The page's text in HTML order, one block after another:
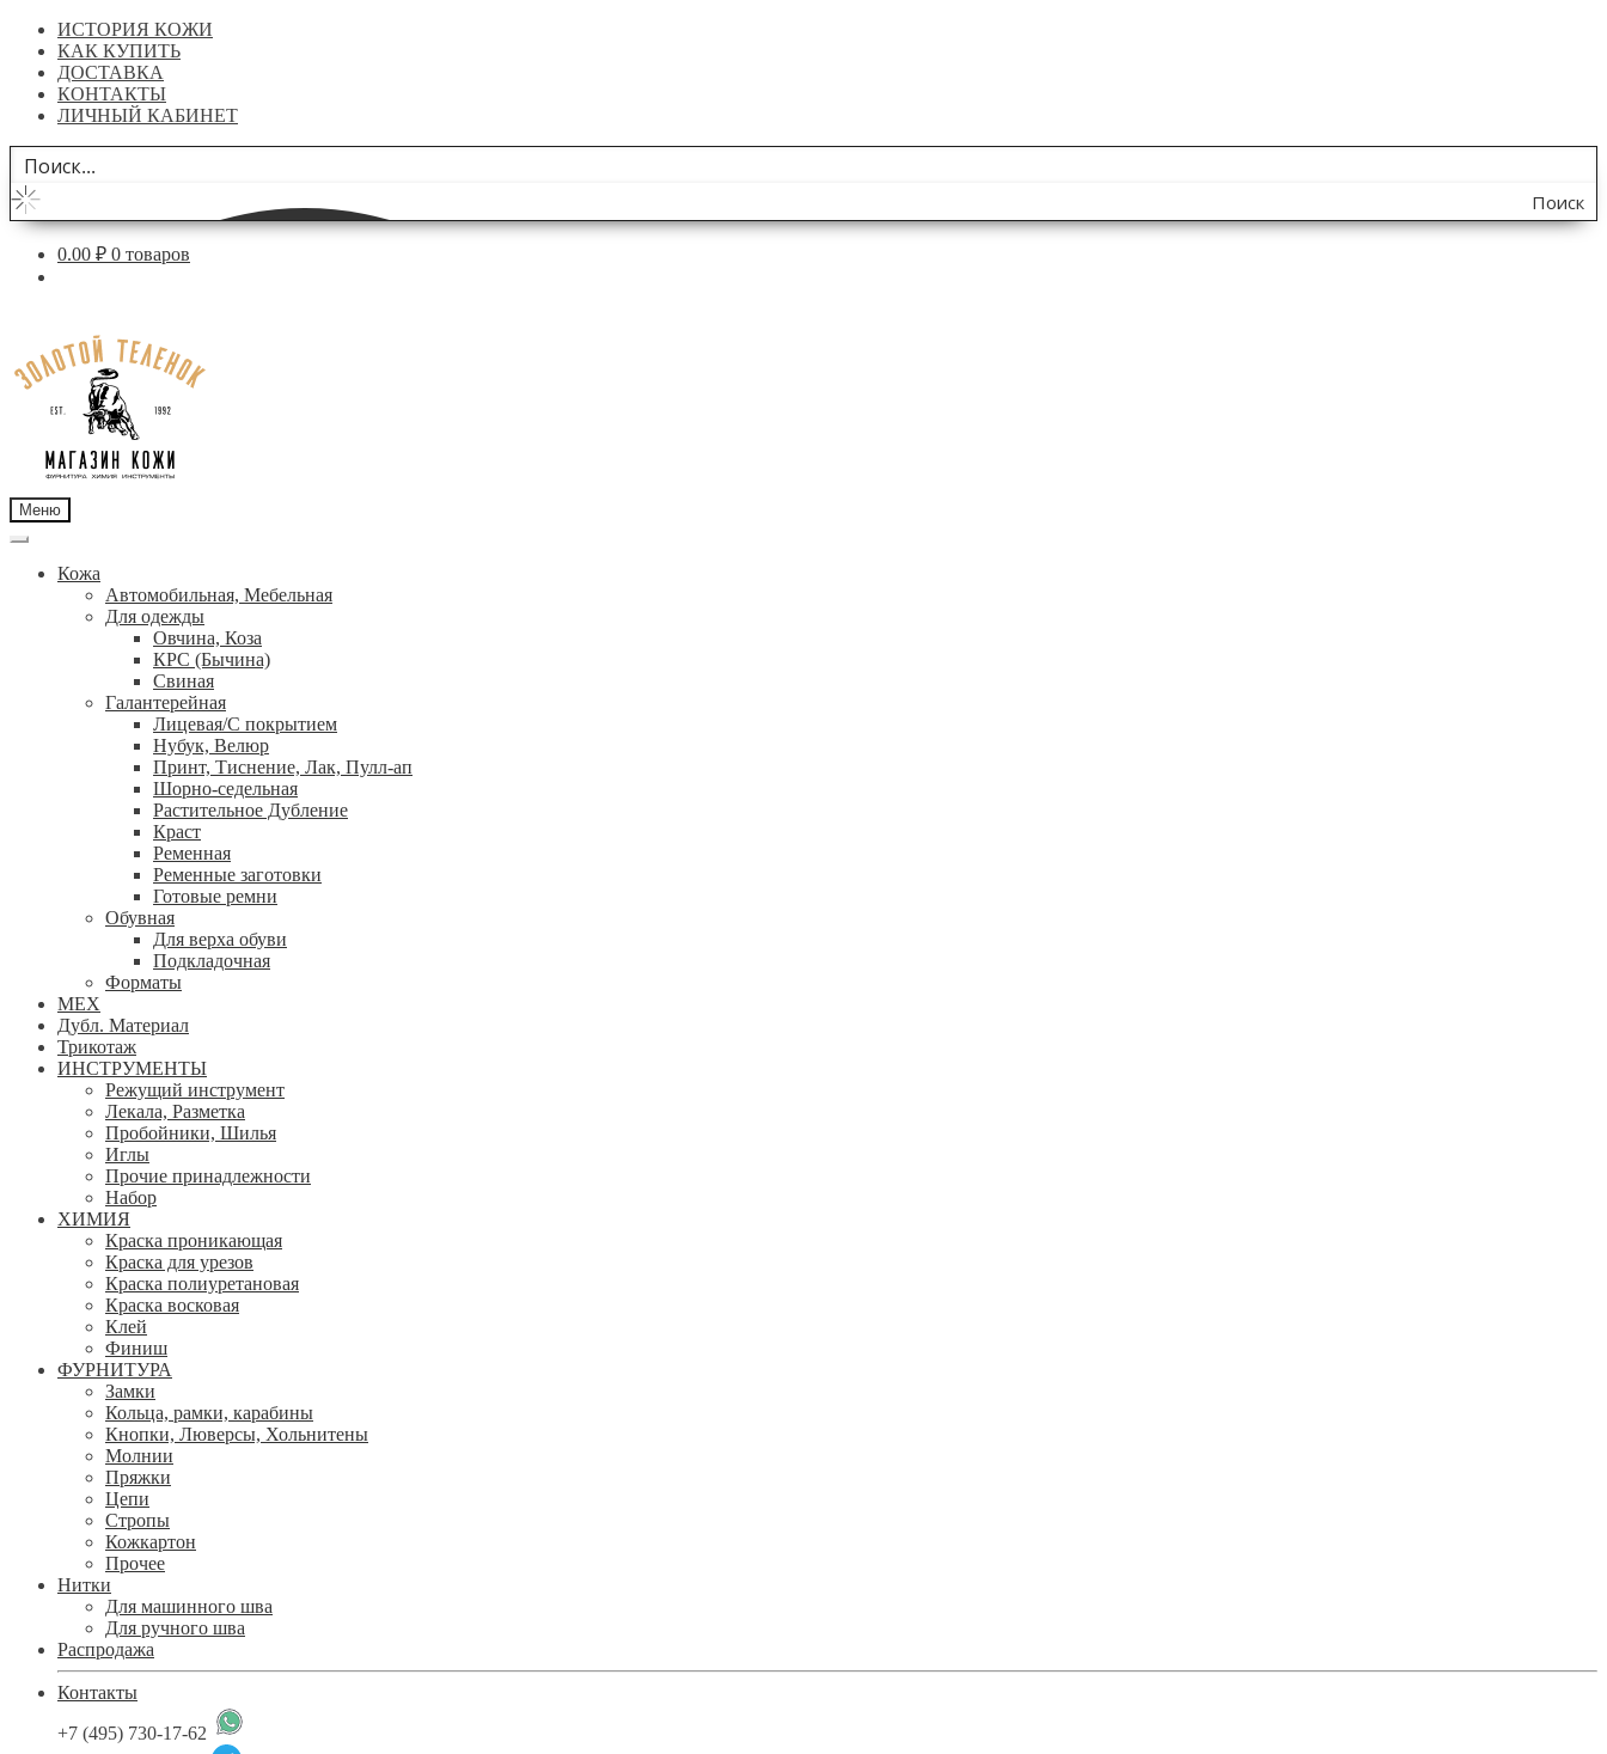
ИСТОРИЯ КОЖИ
КАК КУПИТЬ
ДОСТАВКА
КОНТАКТЫ
ЛИЧНЫЙ КАБИНЕТ
Поиск
по
0.00 ₽ 0 товаров
навигации
содержимому
Меню
Кожа
Автомобильная, Мебельная
Для одежды
Овчина, Коза
КРС (Бычина)
Свиная
Галантерейная
Лицевая/С покрытием
Нубук, Велюр
Принт, Тиснение, Лак, Пулл-ап
Шорно-седельная
Растительное Дубление
Краст
Ременная
Ременные заготовки
Готовые ремни
Обувная
Для верха обуви
Подкладочная
Форматы
МЕХ
Дубл. Материал
Трикотаж
ИНСТРУМЕНТЫ
Режущий инструмент
Лекала, Разметка
Пробойники, Шилья
Иглы
Прочие принадлежности
Набор
ХИМИЯ
Краска проникающая
Краска для урезов
Краска полиуретановая
Краска восковая
Клей
Финиш
ФУРНИТУРА
Замки
Кольца, рамки, карабины
Кнопки, Люверсы, Хольнитены
Молнии
Пряжки
Цепи
Стропы
Кожкартон
Прочее
Нитки
Для машинного шва
Для ручного шва
Распродажа
Контакты
+7 (495) 730-17-62